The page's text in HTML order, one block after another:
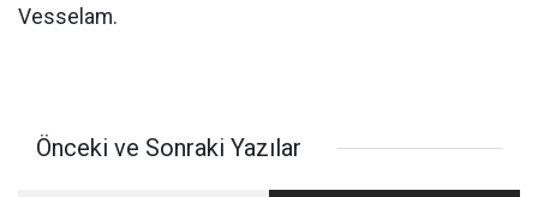
Vesselam.
Önceki ve Sonraki Yazılar